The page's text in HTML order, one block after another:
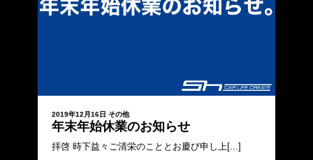
2019年12月16日 その他
年末年始休業のお知らせ
拝啓 時下益々ご清栄のこととお慶び申し上[...]